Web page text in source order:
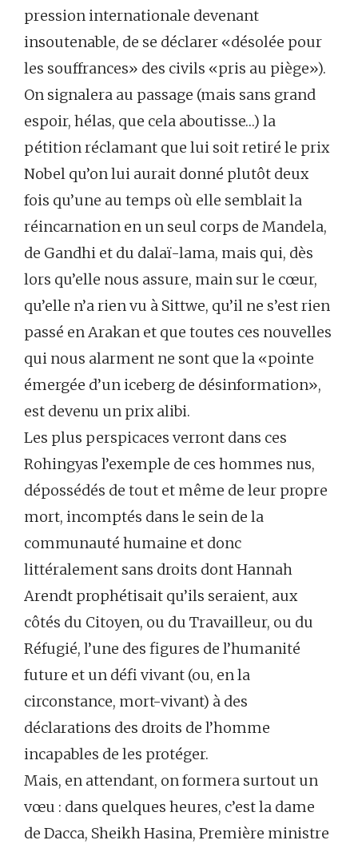
pression internationale devenant
insoutenable, de se déclarer «désolée pour
les souffrances» des civils «pris au piège»).
On signalera au passage (mais sans grand
espoir, hélas, que cela aboutisse…) la
pétition réclamant que lui soit retiré le prix
Nobel qu’on lui aurait donné plutôt deux
fois qu’une au temps où elle semblait la
réincarnation en un seul corps de Mandela,
de Gandhi et du dalaï-lama, mais qui, dès
lors qu’elle nous assure, main sur le cœur,
qu’elle n’a rien vu à Sittwe, qu’il ne s’est rien
passé en Arakan et que toutes ces nouvelles
qui nous alarment ne sont que la «pointe
émergée d’un iceberg de désinformation»,
est devenu un prix alibi.
Les plus perspicaces verront dans ces
Rohingyas l’exemple de ces hommes nus,
dépossédés de tout et même de leur propre
mort, incomptés dans le sein de la
communauté humaine et donc
littéralement sans droits dont Hannah
Arendt prophétisait qu’ils seraient, aux
côtés du Citoyen, ou du Travailleur, ou du
Réfugié, l’une des figures de l’humanité
future et un défi vivant (ou, en la
circonstance, mort-vivant) à des
déclarations des droits de l’homme
incapables de les protéger.
Mais, en attendant, on formera surtout un
vœu : dans quelques heures, c’est la dame
de Dacca, Sheikh Hasina, Première ministre